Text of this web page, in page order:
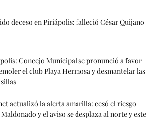
deceso en Piriápolis: falleció César Quijano
Concejo Municipal se pronunció a favor
el club Playa Hermosa y desmantelar las
actualizó la alerta amarilla: cesó el riesgo
y el aviso se desplaza al norte y este